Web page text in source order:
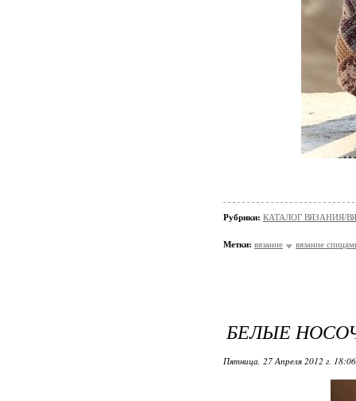
Рубрики: КАТАЛОГ ВЯЗАНИЯ/
Метки: вязание вязание
БЕЛЫЕ
Пятница, 27 Апреля 2012 г.